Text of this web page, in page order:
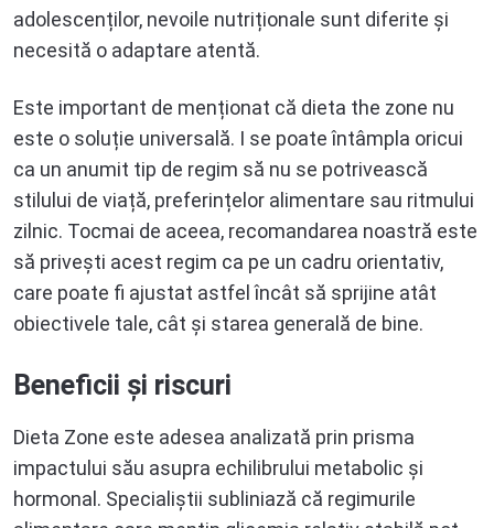
adolescenților, nevoile nutriționale sunt diferite și
necesită o adaptare atentă.
Este important de menționat că dieta the zone nu
este o soluție universală. I se poate întâmpla oricui
ca un anumit tip de regim să nu se potrivească
stilului de viață, preferințelor alimentare sau ritmului
zilnic. Tocmai de aceea, recomandarea noastră este
să privești acest regim ca pe un cadru orientativ,
care poate fi ajustat astfel încât să sprijine atât
obiectivele tale, cât și starea generală de bine.
Beneficii și riscuri
Dieta Zone este adesea analizată prin prisma
impactului său asupra echilibrului metabolic și
hormonal. Specialiștii subliniază că regimurile